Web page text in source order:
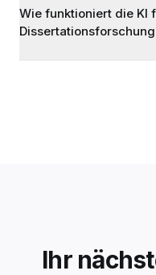
Wie funktioniert die KI
Ihr